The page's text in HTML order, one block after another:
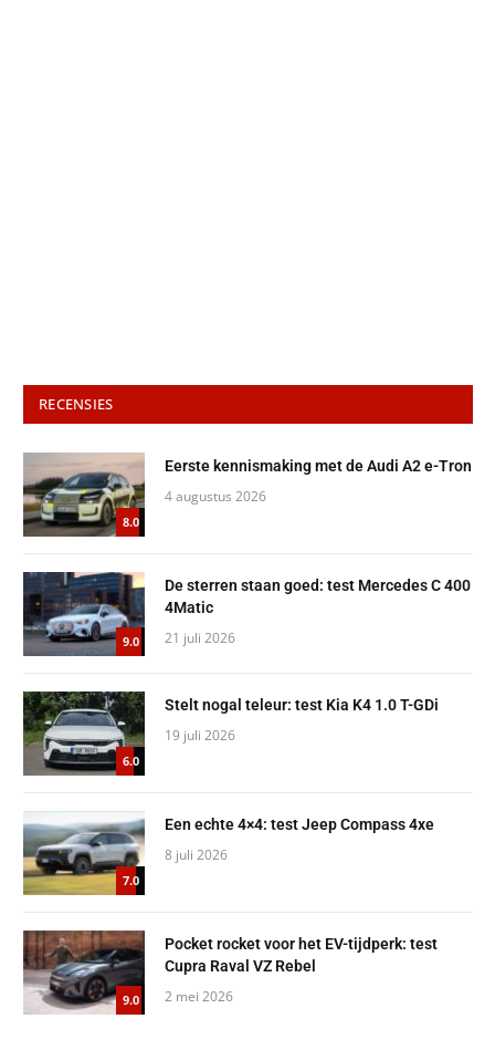
RECENSIES
8.0
Eerste kennismaking met de Audi A2 e-Tron
4 augustus 2026
9.0
De sterren staan goed: test Mercedes C 400
4Matic
21 juli 2026
6.0
Stelt nogal teleur: test Kia K4 1.0 T-GDi
19 juli 2026
7.0
Een echte 4×4: test Jeep Compass 4xe
8 juli 2026
9.0
Pocket rocket voor het EV-tijdperk: test
Cupra Raval VZ Rebel
2 mei 2026